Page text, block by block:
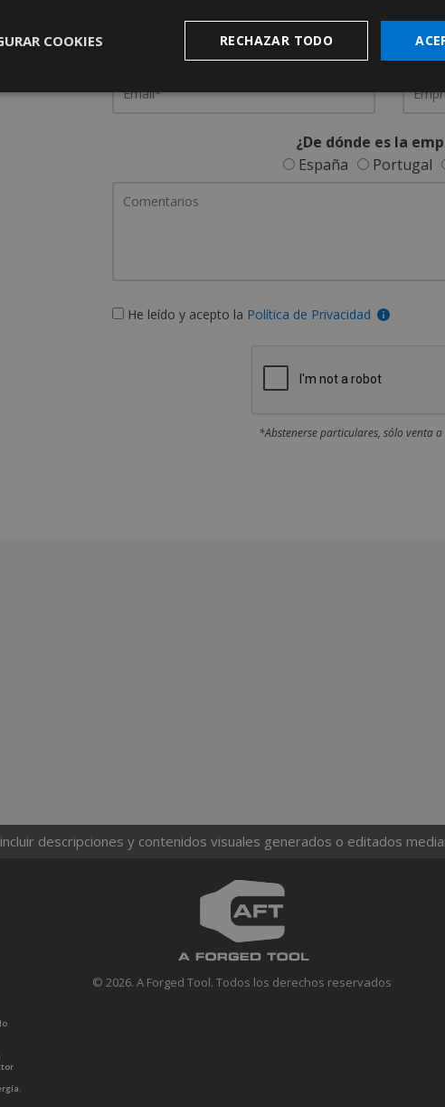
¿De dónde es la
España
Portugal
He leído y acepto la Política de Privacidad
*Abstenerse particulares, sólo venta
descripciones y contenidos visuales generados o editados
© 2026. A Forged Tool. Todos los derechos reservados
RECHAZAR TODO
COOKIES